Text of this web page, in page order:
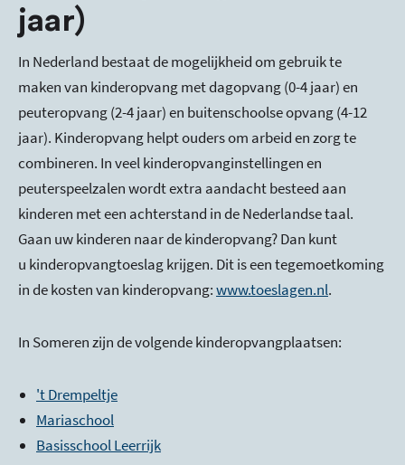
jaar)
In Nederland bestaat de mogelijkheid om gebruik te
maken van kinderopvang met dagopvang (0-4 jaar) en
peuteropvang (2-4 jaar) en buitenschoolse opvang (4-12
jaar). Kinderopvang helpt ouders om arbeid en zorg te
combineren. In veel kinderopvanginstellingen en
peuterspeelzalen wordt extra aandacht besteed aan
kinderen met een achterstand in de Nederlandse taal.
Gaan uw kinderen naar de kinderopvang? Dan kunt
u kinderopvangtoeslag krijgen. Dit is een tegemoetkoming
in de kosten van kinderopvang:www.toeslagen.nl.
In Someren zijn de volgende kinderopvangplaatsen:
't Drempeltje
Mariaschool
Basisschool Leerrijk